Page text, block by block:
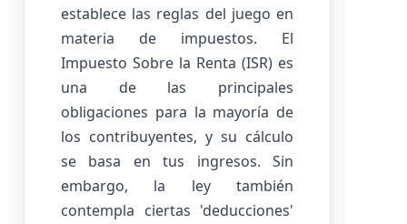
establece las reglas del juego en
materia de impuestos. El
Impuesto Sobre la Renta (ISR) es
una de las principales
obligaciones para la mayoría de
los contribuyentes, y su cálculo
se basa en tus ingresos. Sin
embargo, la ley también
contempla ciertas 'deducciones'